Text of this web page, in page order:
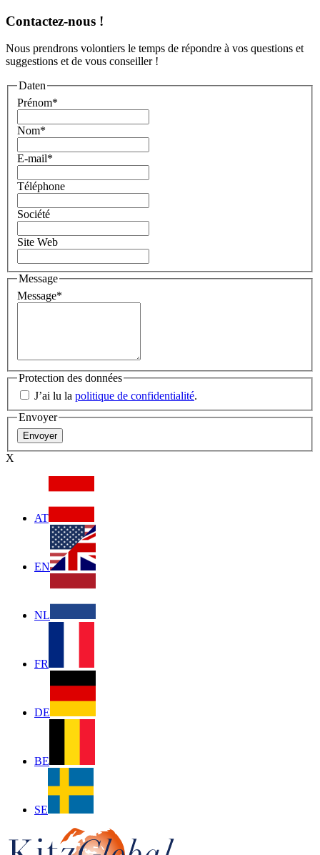
Contactez-nous !
Nous prendrons volontiers le temps de répondre à vos questions et
suggestions et de vous conseiller !
Daten
Prénom*
Nom*
E-mail*
Téléphone
Société
Site Web
Message
Message*
Protection des données
J’ai lu la politique de confidentialité.
Envoyer
X
AT
EN
NL
FR
DE
BE
SE